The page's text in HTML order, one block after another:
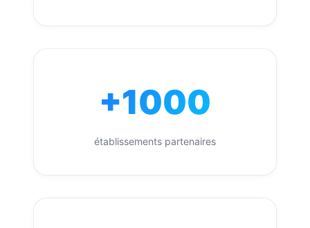
+1000
établissements partenaires